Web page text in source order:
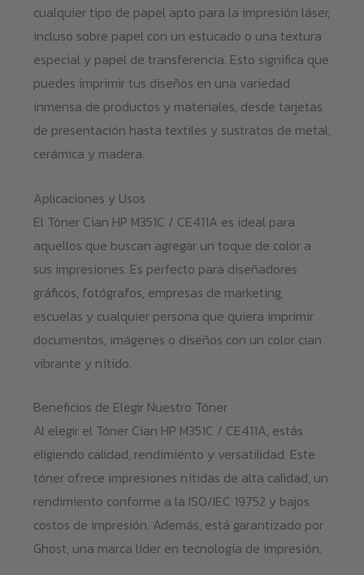
cualquier tipo de papel apto para la impresión láser,
incluso sobre papel con un estucado o una textura
especial y papel de transferencia. Esto significa que
puedes imprimir tus diseños en una variedad
inmensa de productos y materiales, desde tarjetas
de presentación hasta textiles y sustratos de metal,
cerámica y madera.
Aplicaciones y Usos
El Tóner Cian HP M351C / CE411A es ideal para
aquellos que buscan agregar un toque de color a
sus impresiones. Es perfecto para diseñadores
gráficos, fotógrafos, empresas de marketing,
escuelas y cualquier persona que quiera imprimir
documentos, imágenes o diseños con un color cian
vibrante y nítido.
Beneficios de Elegir Nuestro Tóner
Al elegir el Tóner Cian HP M351C / CE411A, estás
eligiendo calidad, rendimiento y versatilidad. Este
tóner ofrece impresiones nítidas de alta calidad, un
rendimiento conforme a la ISO/IEC 19752 y bajos
costos de impresión. Además, está garantizado por
Ghost, una marca líder en tecnología de impresión.